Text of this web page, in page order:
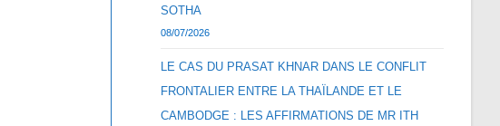
SOTHA
08/07/2026
LE CAS DU PRASAT KHNAR DANS LE CONFLIT
FRONTALIER ENTRE LA THAÏLANDE ET LE
CAMBODGE : LES AFFIRMATIONS DE MR ITH